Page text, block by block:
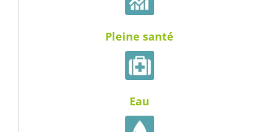
Pleine santé
Eau